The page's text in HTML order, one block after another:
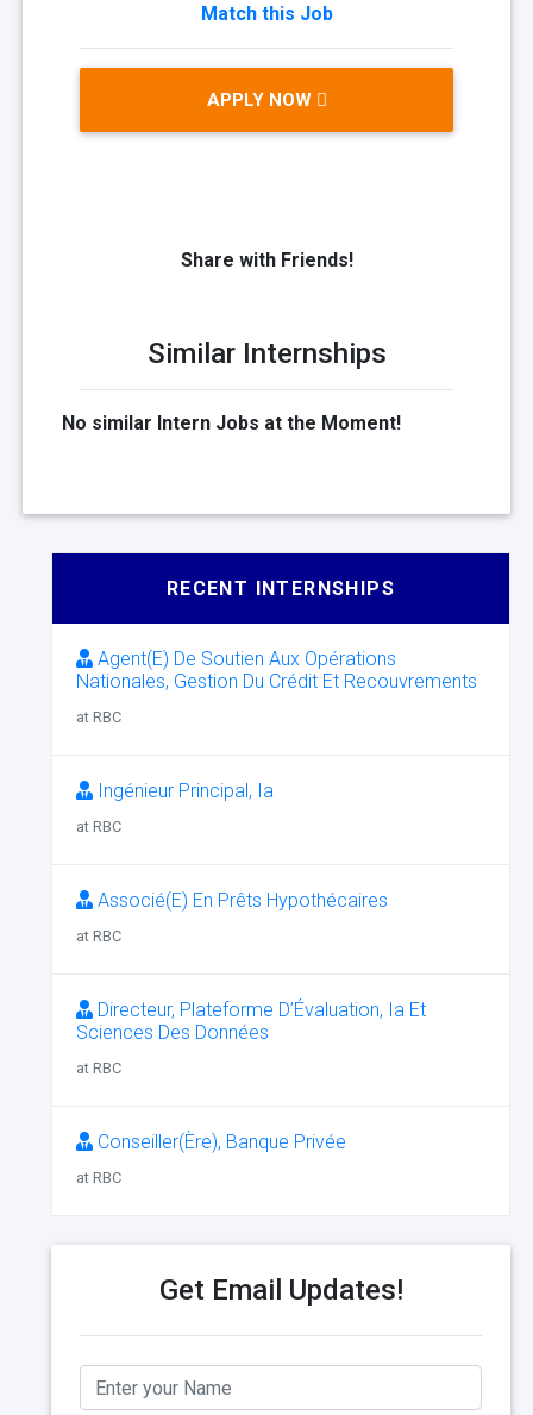
Match this Job
APPLY NOW
Share with Friends!
Similar Internships
No similar Intern Jobs at the Moment!
RECENT INTERNSHIPS
Agent(E) De Soutien Aux Opérations
Nationales, Gestion Du Crédit Et Recouvrements
at RBC
Ingénieur Principal, Ia
at RBC
Associé(E) En Prêts Hypothécaires
at RBC
Directeur, Plateforme D’Évaluation, Ia Et
Sciences Des Données
at RBC
Conseiller(Ère), Banque Privée
at RBC
Get Email Updates!